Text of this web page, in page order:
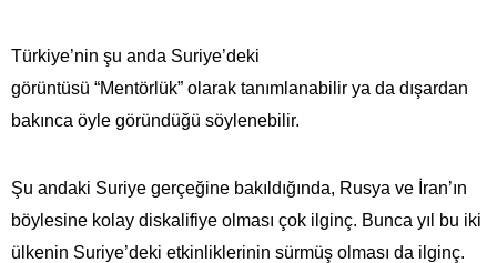
Türkiye’nin şu anda Suriye’deki
görüntüsü “Mentörlük” olarak tanımlanabilir ya da dışardan
bakınca öyle göründüğü söylenebilir.
Şu andaki Suriye gerçeğine bakıldığında, Rusya ve İran’ın
böylesine kolay diskalifiye olması çok ilginç. Bunca yıl bu iki
ülkenin Suriye’deki etkinliklerinin sürmüş olması da ilginç.